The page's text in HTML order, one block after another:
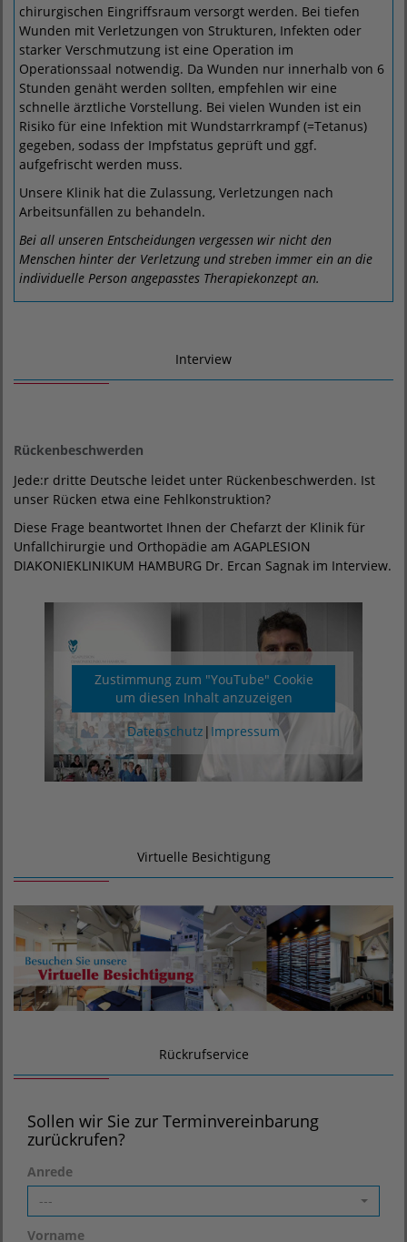
chirurgischen Eingriffsraum versorgt werden. Bei tiefen
Wunden mit Verletzungen von Strukturen, Infekten oder
starker Verschmutzung ist eine Operation im
Operationssaal notwendig. Da Wunden nur innerhalb von 6
Stunden genäht werden sollten, empfehlen wir eine
schnelle ärztliche Vorstellung. Bei vielen Wunden ist ein
Risiko für eine Infektion mit Wundstarrkrampf (=Tetanus)
gegeben, sodass der Impfstatus geprüft und ggf.
aufgefrischt werden muss.
Unsere Klinik hat die Zulassung, Verletzungen nach
Arbeitsunfällen zu behandeln.
Bei all unseren Entscheidungen vergessen wir nicht den
Menschen hinter der Verletzung und streben immer ein an die
individuelle Person angepasstes Therapiekonzept an.
Interview
Rückenbeschwerden
Jede:r dritte Deutsche leidet unter Rückenbeschwerden. Ist
unser Rücken etwa eine Fehlkonstruktion?
Diese Frage beantwortet Ihnen der Chefarzt der Klinik für
Unfallchirurgie und Orthopädie am AGAPLESION
DIAKONIEKLINIKUM HAMBURG Dr. Ercan Sagnak im Interview.
Zustimmung zum "YouTube" Cookie
um diesen Inhalt anzuzeigen
Datenschutz | Impressum
Virtuelle Besichtigung
Rückrufservice
Sollen wir Sie zur Terminvereinbarung
zurückrufen?
Anrede
---
Vorname